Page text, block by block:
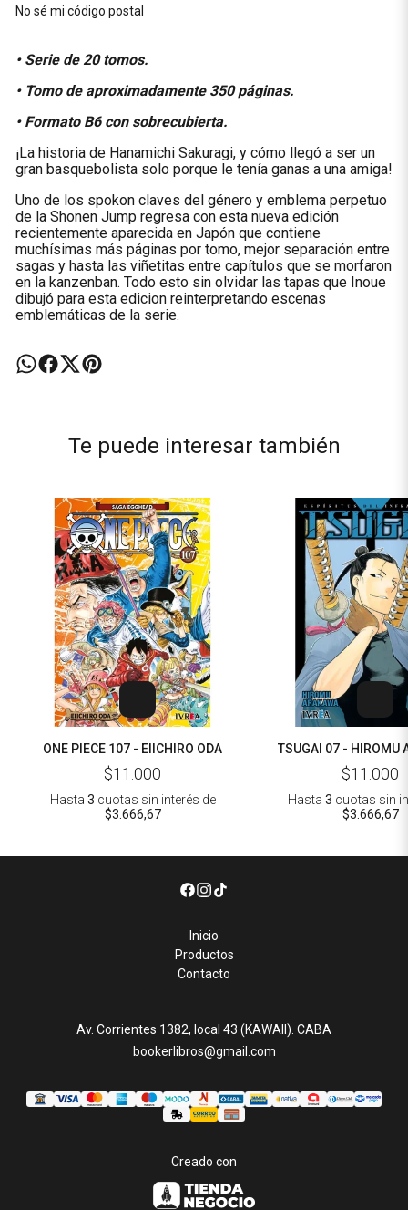
No sé mi código postal
• Serie de 20 tomos.
• Tomo de aproximadamente 350 páginas.
• Formato B6 con sobrecubierta.
¡La historia de Hanamichi Sakuragi, y cómo llegó a ser un
gran basquebolista solo porque le tenía ganas a una amiga!
Uno de los spokon claves del género y emblema perpetuo
de la Shonen Jump regresa con esta nueva edición
recientemente aparecida en Japón que contiene
muchísimas más páginas por tomo, mejor separación entre
sagas y hasta las viñetitas entre capítulos que se morfaron
en la kanzenban. Todo esto sin olvidar las tapas que Inoue
dibujó para esta edicion reinterpretando escenas
emblemáticas de la serie.
Te puede interesar también
ONE PIECE 107 - EIICHIRO ODA
$11.000
Hasta 3 cuotas sin interés de
$3.666,67
TSUGAI 07 - HIROMU
$11.000
Hasta 3 cuotas sin
$3.666,67
Inicio
Productos
Contacto
Av. Corrientes 1382, local 43 (KAWAII). CABA
bookerlibros@gmail.com
Creado con